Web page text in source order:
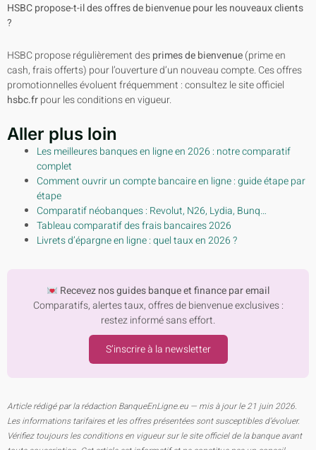
HSBC propose-t-il des offres de bienvenue pour les nouveaux clients
?
HSBC propose régulièrement desprimes de bienvenue(prime en
cash, frais offerts) pour l’ouverture d’un nouveau compte. Ces offres
promotionnelles évoluent fréquemment : consultez le site officiel
hsbc.frpour les conditions en vigueur.
Aller plus loin
Les meilleures banques en ligne en 2026 : notre comparatif
complet
Comment ouvrir un compte bancaire en ligne : guide étape par
étape
Comparatif néobanques : Revolut, N26, Lydia, Bunq…
Tableau comparatif des frais bancaires 2026
Livrets d’épargne en ligne : quel taux en 2026 ?
Recevez nos guides banque et finance par email
Comparatifs, alertes taux, offres de bienvenue exclusives :
restez informé sans effort.
S’inscrire à la newsletter
Article rédigé par la rédaction BanqueEnLigne.eu — mis à jour le 21 juin 2026.
Les informations tarifaires et les offres présentées sont susceptibles d’évoluer.
Vérifiez toujours les conditions en vigueur sur le site officiel de la banque avant